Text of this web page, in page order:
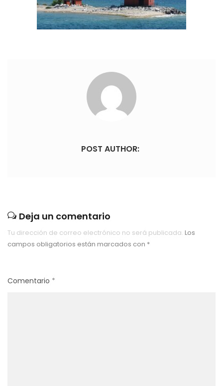
POST AUTHOR:
Deja un comentario
Tu dirección de correo electrónico no será publicada. Los
campos obligatorios están marcados con *
Comentario *